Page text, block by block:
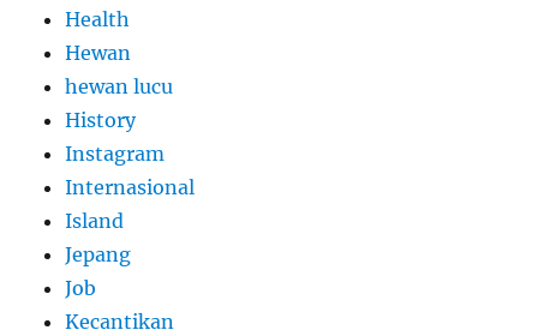
Health
Hewan
hewan lucu
History
Instagram
Internasional
Island
Jepang
Job
Kecantikan